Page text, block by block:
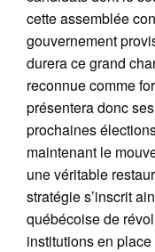
cette assemblée
gouvernement
durera ce grand
reconnue comme
présentera donc
prochaines
maintenant le
une véritable
stratégie s’inscrit
québécoise de
institutions en